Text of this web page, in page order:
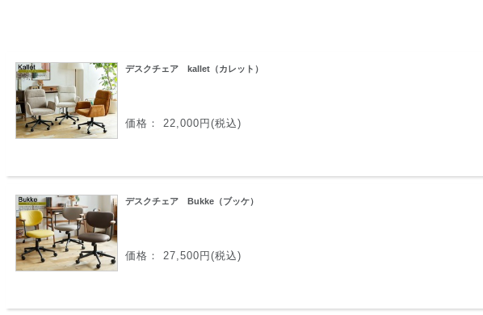
デスクチェア kallet（カレット）
価格： 22,000円(税込)
デスクチェア Bukke（ブッケ）
価格： 27,500円(税込)